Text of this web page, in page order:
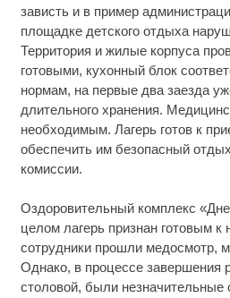
зависть и в пример
площадке детского отдыха
Территория и жилые корпуса
готовыми, кухонный блок
нормам, на первые два заезда
длительного хранения.
необходимым. Лагерь готов к
обеспечить им безопасный
комиссии.
Оздоровительный комплекс
целом лагерь признан готовым
сотрудники прошли медосмотр,
Однако, в процессе завершения
столовой, были незначительные